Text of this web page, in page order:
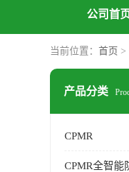
公司首
当前位置： 首页 >
产品分类
CPMR
CPMR全智能